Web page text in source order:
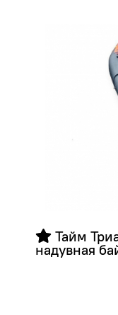
Тайм
надувная